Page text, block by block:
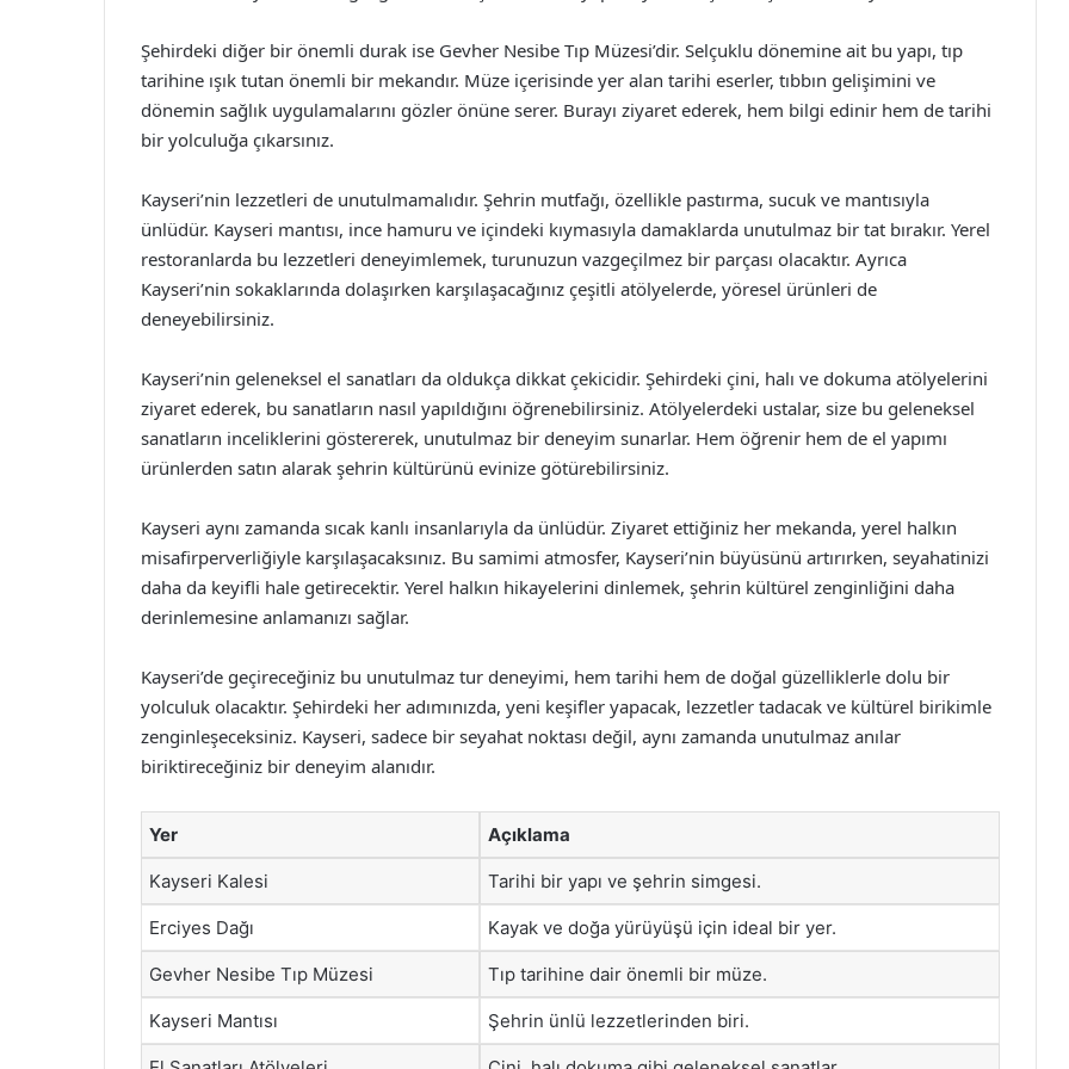
Şehirdeki diğer bir önemli durak ise Gevher Nesibe Tıp Müzesi’dir. Selçuklu dönemine ait bu yapı, tıp
tarihine ışık tutan önemli bir mekandır. Müze içerisinde yer alan tarihi eserler, tıbbın gelişimini ve
dönemin sağlık uygulamalarını gözler önüne serer. Burayı ziyaret ederek, hem bilgi edinir hem de tarihi
bir yolculuğa çıkarsınız.
Kayseri’nin lezzetleri de unutulmamalıdır. Şehrin mutfağı, özellikle pastırma, sucuk ve mantısıyla
ünlüdür. Kayseri mantısı, ince hamuru ve içindeki kıymasıyla damaklarda unutulmaz bir tat bırakır. Yerel
restoranlarda bu lezzetleri deneyimlemek, turunuzun vazgeçilmez bir parçası olacaktır. Ayrıca
Kayseri’nin sokaklarında dolaşırken karşılaşacağınız çeşitli atölyelerde, yöresel ürünleri de
deneyebilirsiniz.
Kayseri’nin geleneksel el sanatları da oldukça dikkat çekicidir. Şehirdeki çini, halı ve dokuma atölyelerini
ziyaret ederek, bu sanatların nasıl yapıldığını öğrenebilirsiniz. Atölyelerdeki ustalar, size bu geleneksel
sanatların inceliklerini göstererek, unutulmaz bir deneyim sunarlar. Hem öğrenir hem de el yapımı
ürünlerden satın alarak şehrin kültürünü evinize götürebilirsiniz.
Kayseri aynı zamanda sıcak kanlı insanlarıyla da ünlüdür. Ziyaret ettiğiniz her mekanda, yerel halkın
misafirperverliğiyle karşılaşacaksınız. Bu samimi atmosfer, Kayseri’nin büyüsünü artırırken, seyahatinizi
daha da keyifli hale getirecektir. Yerel halkın hikayelerini dinlemek, şehrin kültürel zenginliğini daha
derinlemesine anlamanızı sağlar.
Kayseri’de geçireceğiniz bu unutulmaz tur deneyimi, hem tarihi hem de doğal güzelliklerle dolu bir
yolculuk olacaktır. Şehirdeki her adımınızda, yeni keşifler yapacak, lezzetler tadacak ve kültürel birikimle
zenginleşeceksiniz. Kayseri, sadece bir seyahat noktası değil, aynı zamanda unutulmaz anılar
biriktireceğiniz bir deneyim alanıdır.
Yer Açıklama
Kayseri Kalesi Tarihi bir yapı ve şehrin simgesi.
Erciyes Dağı Kayak ve doğa yürüyüşü için ideal bir yer.
Gevher Nesibe Tıp Müzesi Tıp tarihine dair önemli bir müze.
Kayseri Mantısı Şehrin ünlü lezzetlerinden biri.